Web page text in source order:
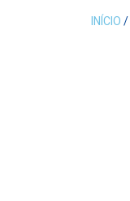
INÍCIO/